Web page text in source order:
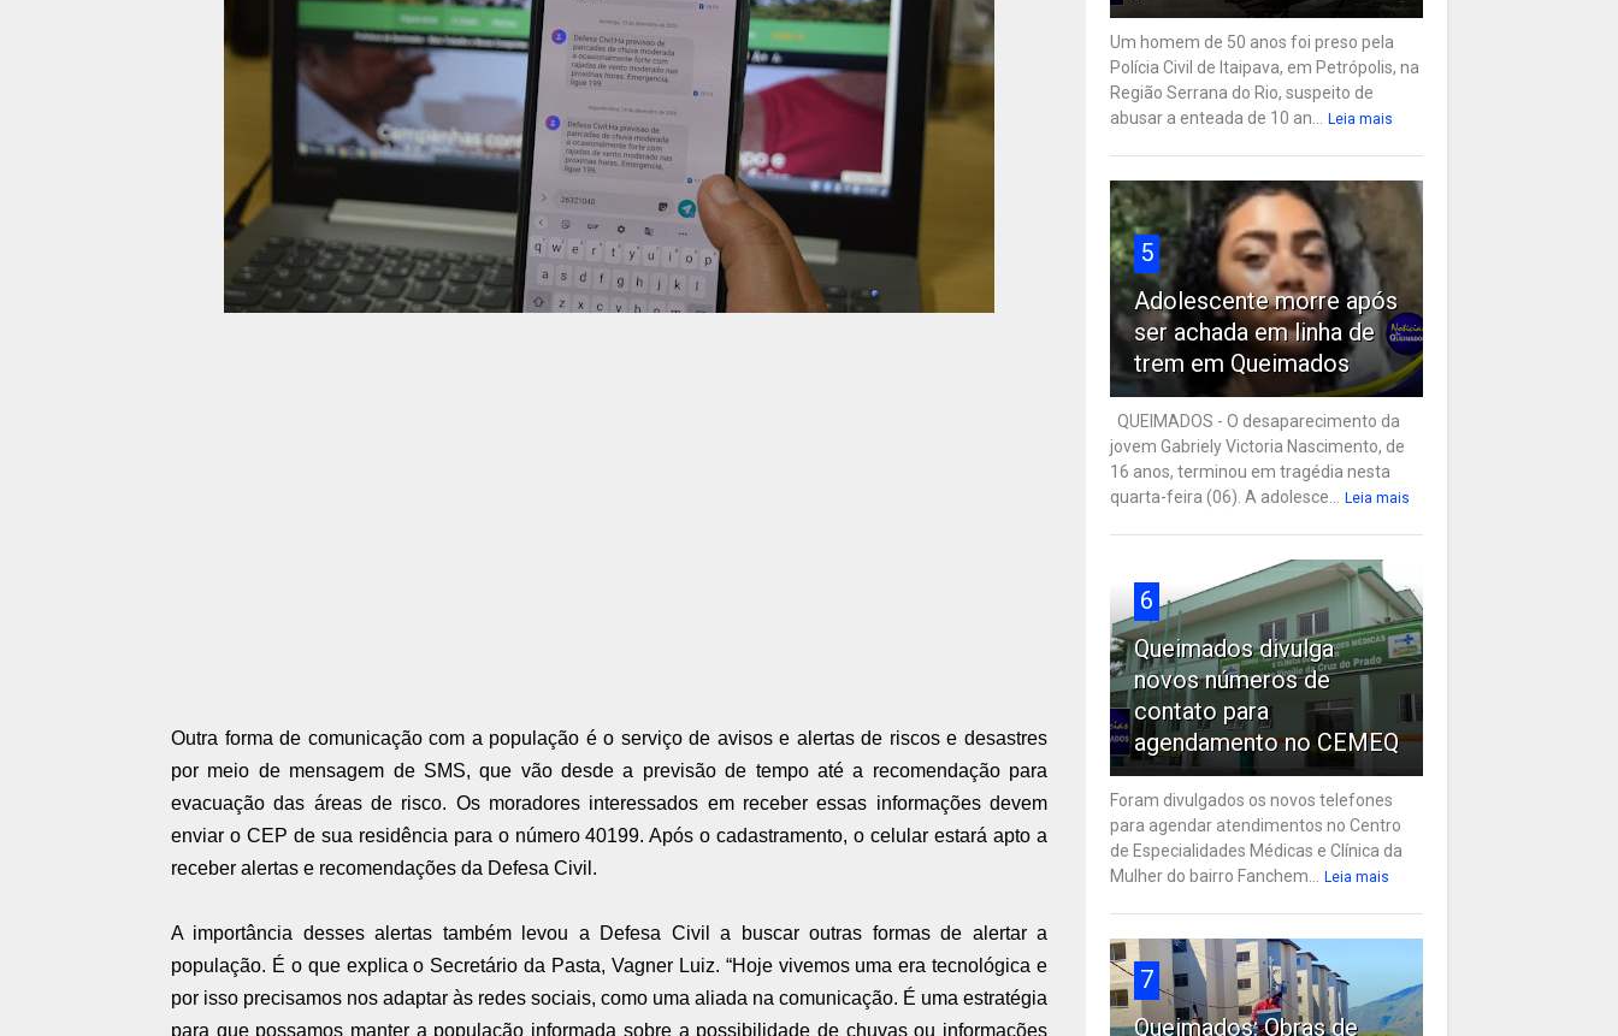
Outra forma de comunicação com a população é o serviço de avisos e alertas de riscos e desastres
por meio de mensagem de SMS, que vão desde a previsão de tempo até a recomendação para
evacuação das áreas de risco. Os moradores interessados em receber essas informações devem
enviar o CEP de sua residência para o número 40199. Após o cadastramento, o celular estará apto a
receber alertas e recomendações da Defesa Civil.
A importância desses alertas também levou a Defesa Civil a buscar outras formas de alertar a
população. É o que explica o Secretário da Pasta, Vagner Luiz. “Hoje vivemos uma era tecnológica e
por isso precisamos nos adaptar às redes sociais, como uma aliada na comunicação. É uma estratégia
para que possamos manter a população informada sobre a possibilidade de chuvas ou informações
Um homem de 50 anos foi preso pela
Polícia Civil de Itaipava, em Petrópolis, na
Região Serrana do Rio, suspeito de
abusar a enteada de 10 an...
Leia mais
5
Adolescente morre após
ser achada em linha de
trem em Queimados
QUEIMADOS - O desaparecimento da
jovem Gabriely Victoria Nascimento, de
16 anos, terminou em tragédia nesta
quarta-feira (06). A adolesce...
Leia mais
6
Queimados divulga
novos números de
contato para
agendamento no CEMEQ
Foram divulgados os novos telefones
para agendar atendimentos no Centro
de Especialidades Médicas e Clínica da
Mulher do bairro Fanchem...
Leia mais
7
Queimados: Obras de